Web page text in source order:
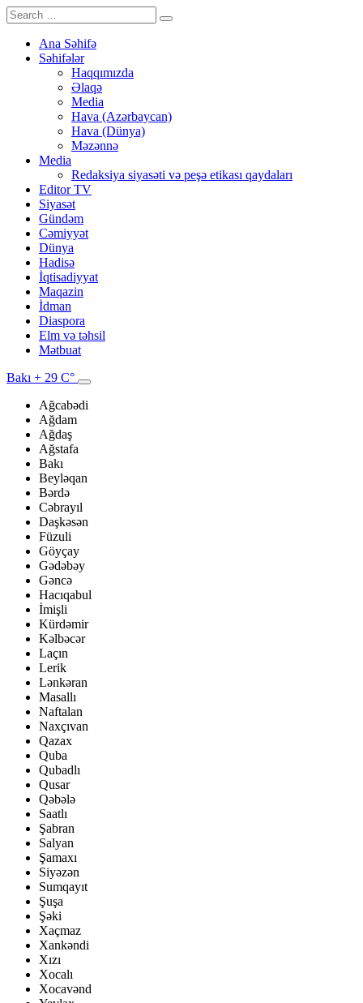
Ana Səhifə
Səhifələr
Haqqımızda
Əlaqə
Media
Hava (Azərbaycan)
Hava (Dünya)
Məzənnə
Media
Redaksiya siyasəti və peşə etikası qaydaları
Editor TV
Siyasət
Gündəm
Cəmiyyət
Dünya
Hadisə
İqtisadiyyat
Maqazin
İdman
Diaspora
Elm və təhsil
Mətbuat
Bakı + 29 C°
Ağcabədi
Ağdam
Ağdaş
Ağstafa
Bakı
Beyləqan
Bərdə
Cəbrayıl
Daşkəsən
Füzuli
Göyçay
Gədəbəy
Gəncə
Hacıqabul
İmişli
Kürdəmir
Kəlbəcər
Laçın
Lerik
Lənkəran
Masallı
Naftalan
Naxçıvan
Qazax
Quba
Qubadlı
Qusar
Qəbələ
Saatlı
Şabran
Salyan
Şamaxı
Siyəzən
Sumqayıt
Şuşa
Şəki
Xaçmaz
Xankəndi
Xızı
Xocalı
Xocavənd